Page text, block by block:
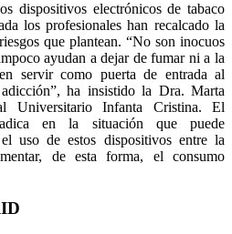
dispositivos electrónicos de tabaco
los profesionales han recalcado la
que plantean. “No son inocuos
ayudan a dejar de fumar ni a la
servir como puerta de entrada al
ha insistido la Dra. Marta
Universitario Infanta Cristina. El
en la situación que puede
uso de estos dispositivos entre la
de esta forma, el consumo